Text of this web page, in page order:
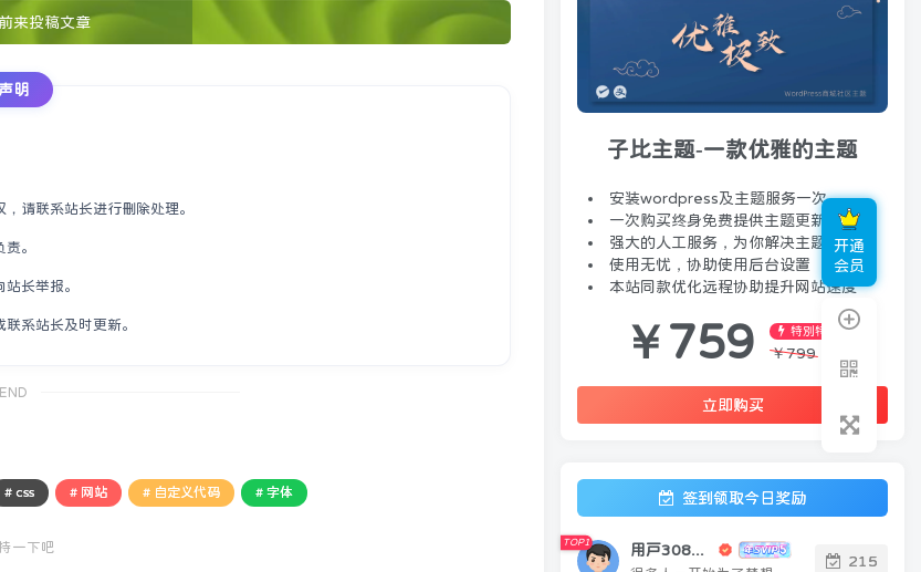
来投稿文章
明
请联系站长进行删除处理。
。
长举报。
系站长及时更新。
# css # 网站 # 自定义代码 # 字体
一下吧
子比主题-一款优雅的主题
安装wordpress及主题服务一次
一次购买终身免费提供主题更新服务
强大的人工服务，为你解决主题问题
使用无忧，协助使用后台设置
本站同款优化远程协助提升网站速度
￥ 759 特别特惠
￥799
立即购买
签到领取今日奖励
TOP1 用户30803503
215
开通
会员